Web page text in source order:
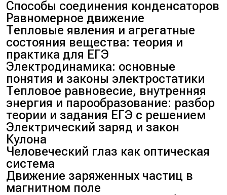
Способы соединения конденсаторов
Равномерное движение
Тепловые явления и агрегатные
состояния вещества: теория и
практика для ЕГЭ
Электродинамика: основные
понятия и законы электростатики
Тепловое равновесие, внутренняя
энергия и парообразование: разбор
теории и задания ЕГЭ с решением
Электрический заряд и закон
Кулона
Человеческий глаз как оптическая
система
Движение заряженных частиц в
магнитном поле